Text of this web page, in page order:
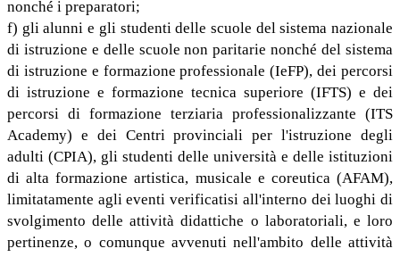
nonché i preparatori;
f) gli alunni e gli studenti delle scuole del sistema nazionale
di istruzione e delle scuole non paritarie nonché del sistema
di istruzione e formazione professionale (IeFP), dei percorsi
di istruzione e formazione tecnica superiore (IFTS) e dei
percorsi di formazione terziaria professionalizzante (ITS
Academy) e dei Centri provinciali per l'istruzione degli
adulti (CPIA), gli studenti delle università e delle istituzioni
di alta formazione artistica, musicale e coreutica (AFAM),
limitatamente agli eventi verificatisi all'interno dei luoghi di
svolgimento delle attività didattiche o laboratoriali, e loro
pertinenze, o comunque avvenuti nell'ambito delle attività